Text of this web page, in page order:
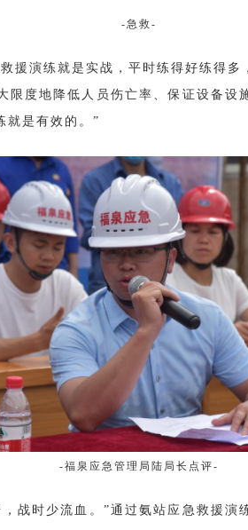
-急救-
援演练就是实战，平时练得好练得
限度地降低人员伤亡率、保证设备设
就是有效的。”
-福泉应急管理局陆局长点评-
战时少流血。”通过氨站应急救援演